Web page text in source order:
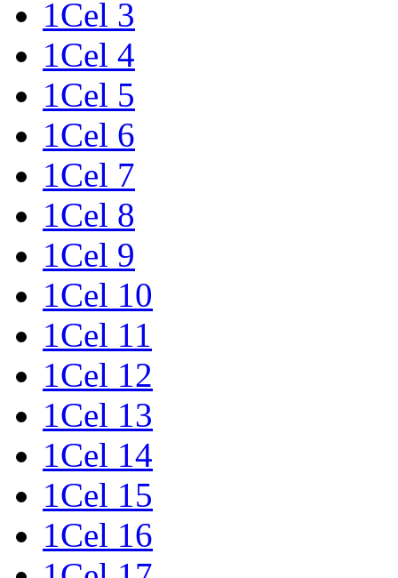
1Cel 3
1Cel 4
1Cel 5
1Cel 6
1Cel 7
1Cel 8
1Cel 9
1Cel 10
1Cel 11
1Cel 12
1Cel 13
1Cel 14
1Cel 15
1Cel 16